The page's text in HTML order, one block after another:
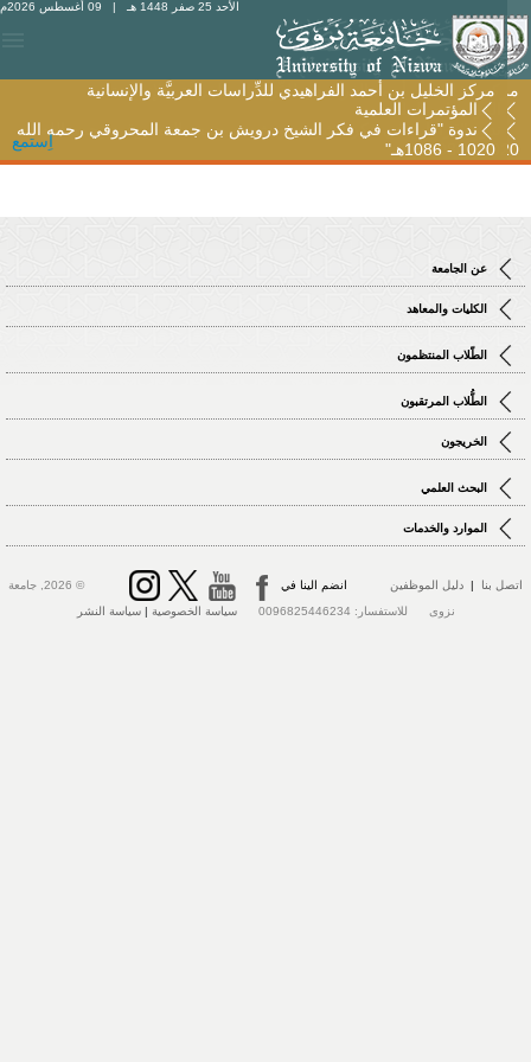
الأحد 25 صفر 1448 هـ | 09 أغسطس 2026م
مركز الخليل بن أحمد الفراهيدي للدِّراسات العربيَّة والإنسانية
المؤتمرات العلمية
ندوة "قراءات في فكر الشيخ درويش بن جمعة المحروقي رحمه الله
1020 - 1086هـ"
مركز الخليل بن أحمد الفراهيدي للدِّراسات العربيَّة والإنسانية
المؤتمرات العلمية
ندوة "قراءات في فكر الشيخ درويش بن جمعة المحروقي رحمه الله
1020 - 1086هـ"
اِستمع
عن الجامعة
الكليات والمعاهد
الطّلاب المنتظمون
الطُّلاب المرتقبون
الخريجون
البحث العلمي
الموارد والخدمات
بنا | دليل الموظفين انضم الينا في
© 2026, جامعة
نزوى للاستفسار: 0096825446234
سياسة الخصوصية|سياسة النشر